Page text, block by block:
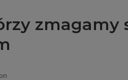
zmagamy